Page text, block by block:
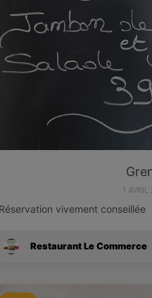
1
Réservation vivement conseillée
Restaurant Le Commerce